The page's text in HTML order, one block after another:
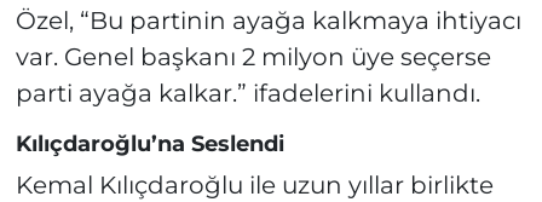
Özel, “Bu partinin ayağa kalkmaya ihtiyacı
var. Genel başkanı 2 milyon üye seçerse
parti ayağa kalkar.” ifadelerini kullandı.
Kılıçdaroğlu’na Seslendi
Kemal Kılıçdaroğlu ile uzun yıllar birlikte